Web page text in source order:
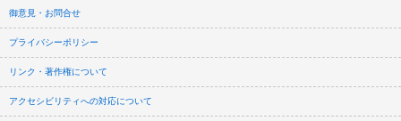
御意見・お問合せ
プライバシーポリシー
リンク・著作権について
アクセシビリティへの対応について